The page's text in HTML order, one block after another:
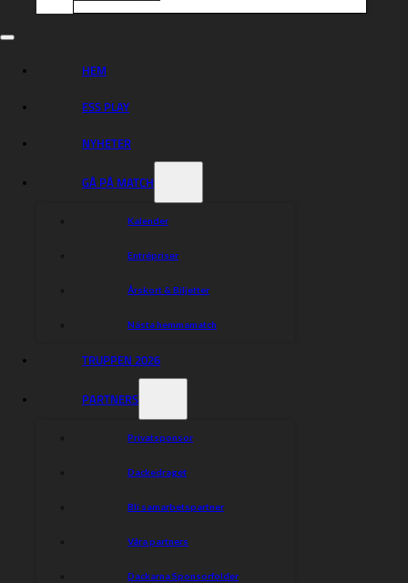
HEM
ESS PLAY
NYHETER
GÅ PÅ MATCH
Kalender
Entrépriser
Årskort & Biljetter
Nästa hemmamatch
TRUPPEN 2026
PARTNERS
Privatsponsor
Dackedraget
Bli samarbetspartner
Våra partners
Dackarna Sponsorfolder